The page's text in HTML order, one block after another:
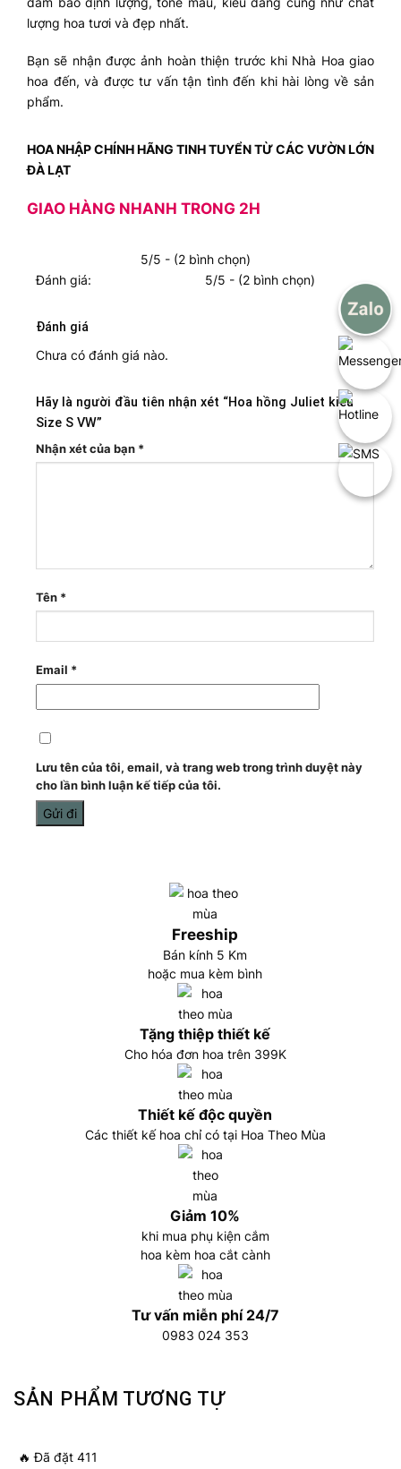
lượng hoa tươi và đẹp nhất.
Bạn sẽ nhận được ảnh hoàn thiện trước khi Nhà Hoa giao
hoa đến, và được tư vấn tận tình đến khi hài lòng về sản
phẩm.
HOA NHẬP CHÍNH HÃNG TINH TUYỂN TỪ CÁC VƯỜN LỚN
ĐÀ LẠT
GIAO HÀNG NHANH TRONG 2H
5/5 - (2 bình chọn)
Đánh giá:
5/5 - (2 bình chọn)
Đánh giá
Chưa có đánh giá nào.
Hãy là người đầu tiên nhận xét “Hoa hồng Juliet kiểu
Size S VW”
Nhận xét của bạn *
Tên *
Email *
Lưu tên của tôi, email, và trang web trong trình duyệt này
cho lần bình luận kế tiếp của tôi.
Freeship
Bán kính 5 Km
hoặc mua kèm bình
Tặng thiệp thiết kế
Cho hóa đơn hoa trên 399K
Thiết kế độc quyền
Các thiết kế hoa chỉ có tại Hoa Theo Mùa
Giảm 10%
khi mua phụ kiện cắm
hoa kèm hoa cắt cành
Tư vấn miễn phí 24/7
0983 024 353
SẢN PHẨM TƯƠNG TỰ
🔥 Đã đặt 411